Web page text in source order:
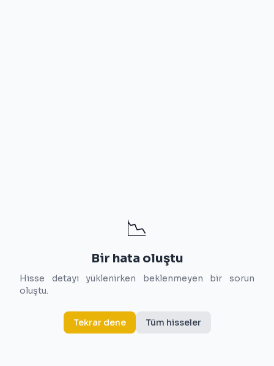
📉
Bir hata oluştu
Hisse detayı yüklenirken beklenmeyen bir sorun
oluştu.
Tekrar dene Tüm hisseler